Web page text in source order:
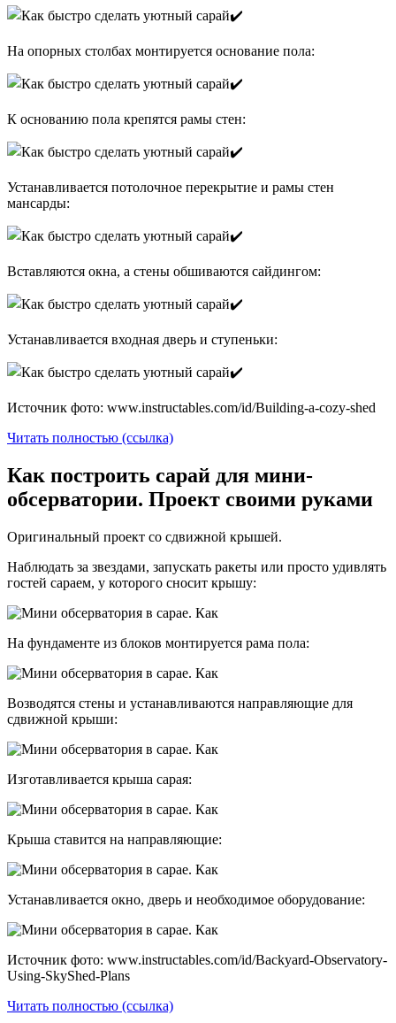
На опорных столбах монтируется основание пола:
К основанию пола крепятся рамы стен:
Устанавливается потолочное перекрытие и рамы стен
мансарды:
Вставляются окна, а стены обшиваются сайдингом:
Устанавливается входная дверь и ступеньки:
Источник фото: www.instructables.com/id/Building-a-cozy-shed
Читать полностью (ссылка)
Как построить сарай для мини-
обсерватории. Проект своими руками
Оригинальный проект со сдвижной крышей.
Наблюдать за звездами, запускать ракеты или просто удивлять
гостей сараем, у которого сносит крышу:
На фундаменте из блоков монтируется рама пола:
Возводятся стены и устанавливаются направляющие для
сдвижной крыши:
Изготавливается крыша сарая:
Крыша ставится на направляющие:
Устанавливается окно, дверь и необходимое оборудование:
Источник фото: www.instructables.com/id/Backyard-Observatory-
Using-SkyShed-Plans
Читать полностью (ссылка)